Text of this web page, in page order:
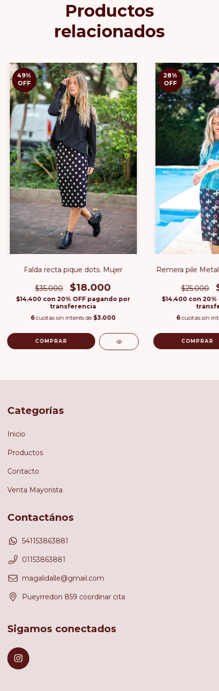
Productos
relacionados
49%
OFF
Falda recta pique dots. Mujer
$35.000 $18.000
$14.400 con 20% OFF pagando por
transferencia
6 cuotas sin interés de $3.000
COMPRAR
28%
OFF
Remera pile
$25.000
$14.400 con 20%
6 cuotas sin
COMPRAR
Categorías
Inicio
Productos
Contacto
Venta Mayorista
Contactános
541153863881
01153863881
magalidalle@gmail.com
Pueyrredon 859 coordinar cita
Sigamos conectados